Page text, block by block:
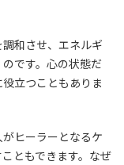
和させ、エネルギ
です。心の状態だ
立つこともありま
ヒーラーとなるケ
ともできます。なぜ